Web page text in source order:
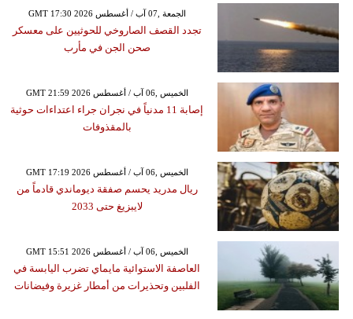
GMT 17:30 2026 الجمعة ,07 آب / أغسطس
تجدد القصف الصاروخي للحوثيين على معسكر
صحن الجن في مأرب
GMT 21:59 2026 الخميس ,06 آب / أغسطس
إصابة 11 مدنياً في نجران جراء اعتداءات حوثية
بالمقذوفات
GMT 17:19 2026 الخميس ,06 آب / أغسطس
ريال مدريد يحسم صفقة ديوماندي قادماً من
لايبزيغ حتى 2033
GMT 15:51 2026 الخميس ,06 آب / أغسطس
العاصفة الاستوائية مايماي تضرب اليابسة في
الفلبين وتحذيرات من أمطار غزيرة وفيضانات